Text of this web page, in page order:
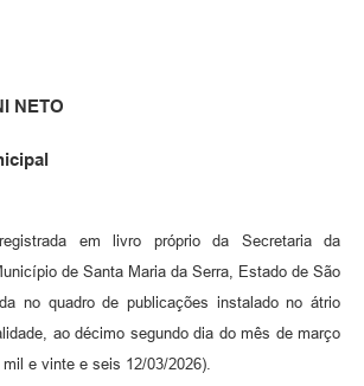
NETO
em livro próprio da Secretaria da
de Santa Maria da Serra, Estado de São
no quadro de publicações instalado no átrio
ao décimo segundo dia do mês de março
e vinte e seis 12/03/2026).